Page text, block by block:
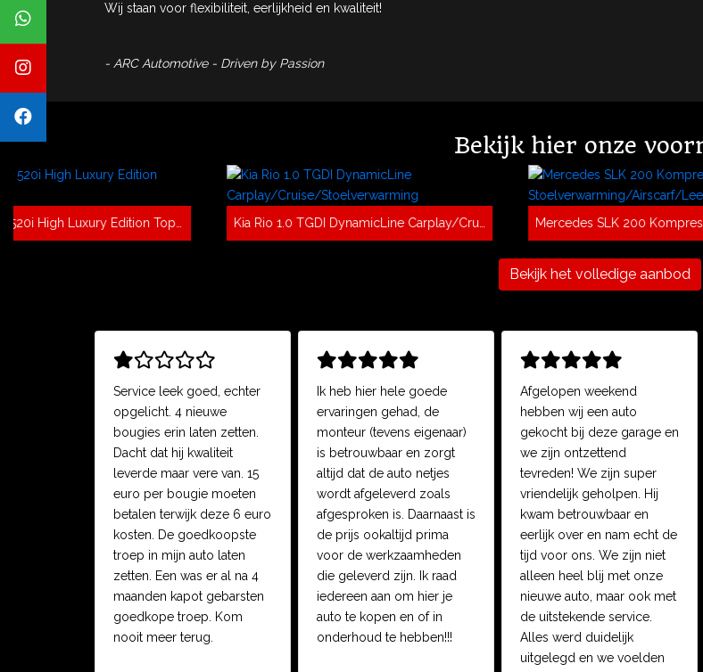
Wij staan voor flexibiliteit, eerlijkheid en kwaliteit!
- ARC Automotive - Driven by Passion
Bekijk hier onze
BMW 5-serie 520i High Luxury Edition Topstaat! Kia Rio 1.0 TGDI DynamicLine Carplay/Cruise/Stoelverwarming Mercedes SLK 200 Kompresser - Stoelverwarming/Airscarf/Leer!
Bekijk het volledige aanbod
Service leek goed, echter
opgelicht. 4 nieuwe
bougies erin laten zetten.
Dacht dat hij kwaliteit
leverde maar vere van. 15
euro per bougie moeten
betalen terwijk deze 6 euro
kosten. De goedkoopste
troep in mijn auto laten
zetten. Een was er al na 4
maanden kapot gebarsten
goedkope troep. Kom
nooit meer terug.
Ik heb hier hele goede
ervaringen gehad, de
monteur (tevens eigenaar)
is betrouwbaar en zorgt
altijd dat de auto netjes
wordt afgeleverd zoals
afgesproken is. Daarnaast is
de prijs ookaltijd prima
voor de werkzaamheden
die geleverd zijn. Ik raad
iedereen aan om hier je
auto te kopen en of in
onderhoud te hebben!!!
Afgelopen weekend
hebben wij een auto
gekocht bij deze garage en
we zijn ontzettend
tevreden! We zijn super
vriendelijk geholpen. Hij
kwam betrouwbaar en
eerlijk over en nam echt de
tijd voor ons. We zijn niet
alleen heel blij met onze
nieuwe auto, maar ook met
de uitstekende service.
Alles werd duidelijk
uitgelegd en we voelden